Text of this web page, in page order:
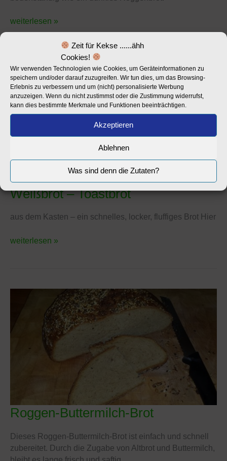
Zeit für Kekse ......ähh
Cookies!
Wir verwenden Technologien wie Cookies, um Geräteinformationen zu
speichern und/oder darauf zuzugreifen. Wir tun dies, um das Browsing-
Erlebnis zu verbessern und um (nicht) personalisierte Werbung
anzuzeigen. Wenn du nicht zustimmst oder die Zustimmung widerrufst,
kann dies bestimmte Merkmale und Funktionen beeinträchtigen.
Akzeptieren
Ablehnen
Was sind denn die Zutaten?
weiterlesen »
Weißbrot – Toastbrot
aus dem Kasten – ein schnelles, locker, fluffiges Brot Hier
Weißbrot
Toastbrot
weiterlesen »
Roggen-Buttermilch-Brot
Dieses Roggen-Buttermilch-Brot ist einfach und schnell
zubereitet. Durch die Zugabe von Altbrot und Buttermilch,
Roggen-
Buttermilch-
Brot